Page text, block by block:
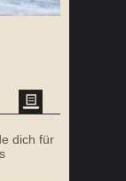
dich für